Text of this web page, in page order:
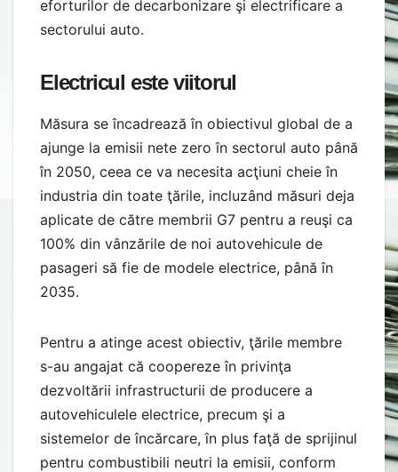
eforturilor de decarbonizare şi electrificare a
sectorului auto.
Electricul este viitorul
Măsura se încadrează în obiectivul global de a
ajunge la emisii nete zero în sectorul auto până
în 2050, ceea ce va necesita acţiuni cheie în
industria din toate ţările, incluzând măsuri deja
aplicate de către membrii G7 pentru a reuşi ca
100% din vânzările de noi autovehicule de
pasageri să fie de modele electrice, până în
2035.
Pentru a atinge acest obiectiv, ţările membre
s-au angajat că coopereze în privinţa
dezvoltării infrastructurii de producere a
autovehiculele electrice, precum şi a
sistemelor de încărcare, în plus faţă de sprijinul
pentru combustibili neutri la emisii, conform